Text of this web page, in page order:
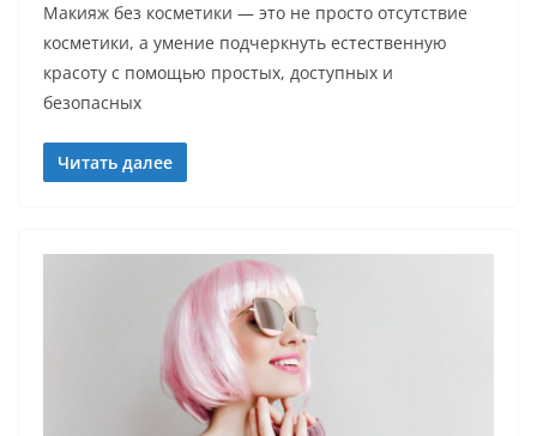
Макияж без косметики — это не просто отсутствие
косметики, а умение подчеркнуть естественную
красоту с помощью простых, доступных и
безопасных
Читать далее